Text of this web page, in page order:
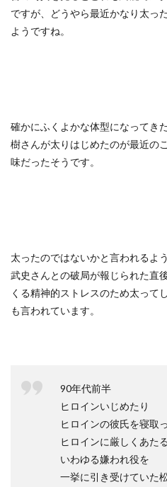
ですが、どうやら最近かなり太っ
ようですね。
確かにふくよかな体型になってき
樹さんが太りはじめたのが最近の
味だったそうです。
太ったのではないかと言われるよ
武史さんとの破局が報じられた直
くる精神的ストレスのため太って
も言われています。
90年代前半
ヒロインいじめたり
ヒロインの彼氏を寝取
ヒロインに厳しくあたる
いわゆる嫌われ役を
一挙に引き受けていた